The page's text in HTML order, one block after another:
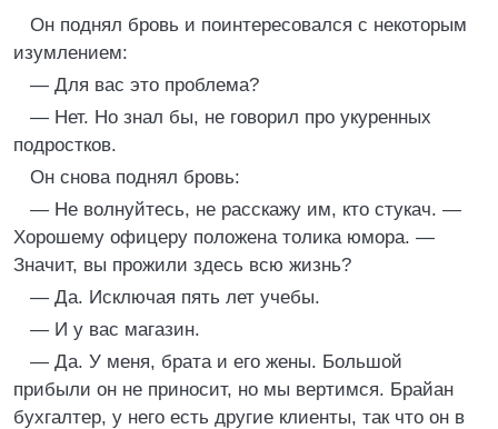
Он поднял бровь и поинтересовался с некоторым
изумлением:
— Для вас это проблема?
— Нет. Но знал бы, не говорил про укуренных
подростков.
Он снова поднял бровь:
— Не волнуйтесь, не расскажу им, кто стукач. —
Хорошему офицеру положена толика юмора. —
Значит, вы прожили здесь всю жизнь?
— Да. Исключая пять лет учебы.
— И у вас магазин.
— Да. У меня, брата и его жены. Большой
прибыли он не приносит, но мы вертимся. Брайан
бухгалтер, у него есть другие клиенты, так что он в